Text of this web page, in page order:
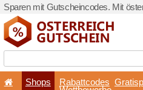
Sparen mit